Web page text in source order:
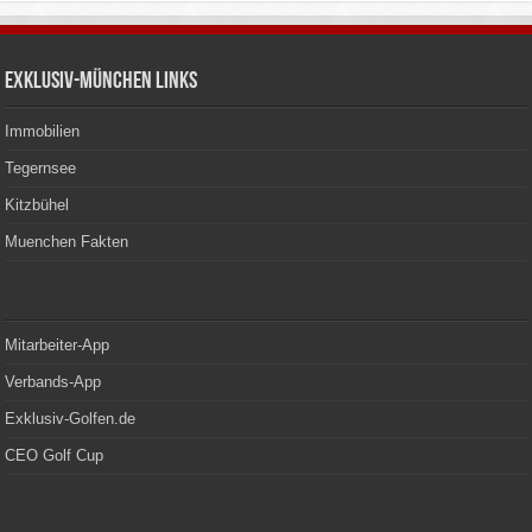
Exklusiv-München Links
Immobilien
Tegernsee
Kitzbühel
Muenchen Fakten
Mitarbeiter-App
Verbands-App
Exklusiv-Golfen.de
CEO Golf Cup